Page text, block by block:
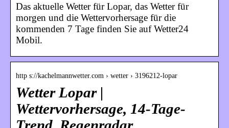
Das aktuelle Wetter für Lopar, das Wetter für
morgen und die Wettervorhersage für die
kommenden 7 Tage finden Sie auf Wetter24
Mobil.
http s://kachelmannwetter.com › wetter › 3196212-lopar
Wetter Lopar |
Wettervorhersage, 14-Tage-